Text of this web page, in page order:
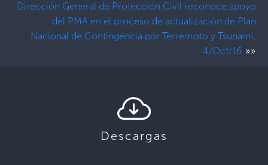
Dirección General de Protección Civil reconoce apoyo
del PMA en el proceso de actualización de Plan
Nacional de Contingencia por Terremoto y Tsunami,
4/Oct/16 »»
Descargas